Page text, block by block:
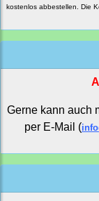
kostenlos abbestellen. Die
Gerne kann auch
per E-Mail (